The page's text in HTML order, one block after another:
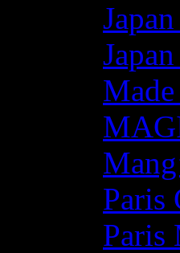
Paris
Paris